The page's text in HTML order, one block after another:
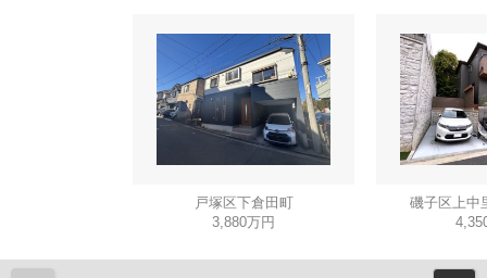
戸塚区下倉田町
3,880万円
磯子区上中